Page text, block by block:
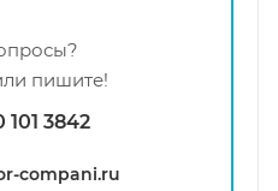
пишите!
101 3842
compani.ru